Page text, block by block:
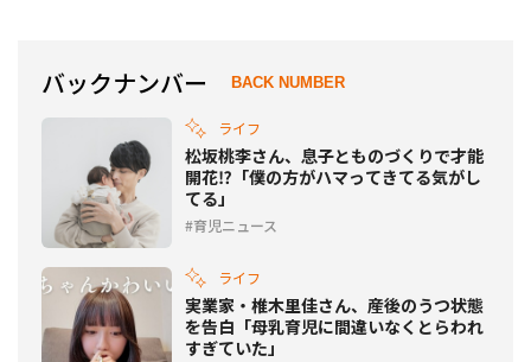
バックナンバー BACK NUMBER
ライフ
松坂桃李さん、息子とものづくりで才能
開花⁉「僕の方がハマってきてる気がし
てる」
育児ニュース
ライフ
実業家・椎木里佳さん、産後のうつ状態
を告白「母乳育児に間違いなくとらわれ
すぎていた」